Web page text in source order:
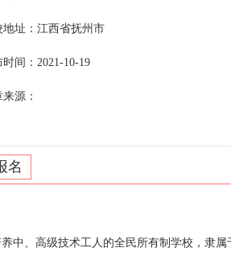
地址：江西省抚州市
时间：2021-10-19
源：
名
、高级技术工人的全民所有制学校，隶属